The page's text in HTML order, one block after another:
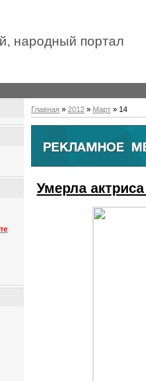
народный портал
Главная » 2012 » Март » 14
Умерла